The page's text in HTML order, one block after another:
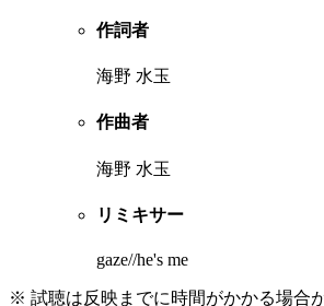
作詞者
海野 水玉
作曲者
海野 水玉
リミキサー
gaze//he's me
※ 試聴は反映までに時間がかかる場合